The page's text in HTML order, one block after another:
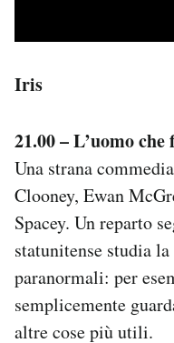
Iris
21.00 – L’uomo che
Una strana
Clooney, Ewan
Spacey. Un reparto
statunitense studia
paranormali: per
semplicemente
altre cose più utili.